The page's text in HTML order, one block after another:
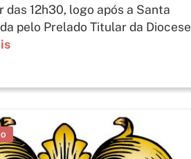
das 12h30, logo após a Santa
pelo Prelado Titular da Diocese